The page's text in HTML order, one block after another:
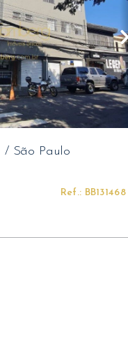
/ São Paulo
Ref.: BB131468